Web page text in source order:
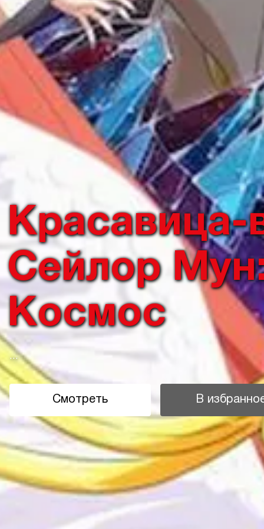
Красавица-
Сейлор
Космос
...
Смотреть В